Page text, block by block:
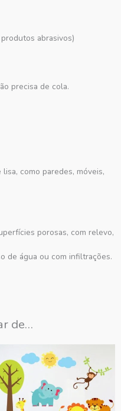
abrasivos)
precisa de cola.
como paredes, móveis,
porosas, com relevo,
de água ou com infiltrações.
de…